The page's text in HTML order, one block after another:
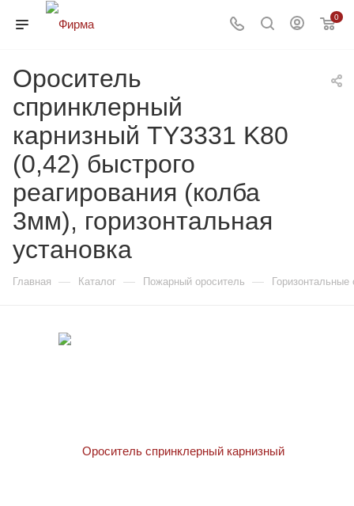
0
Ороситель
спринклерный
карнизный TY3331 K80
(0,42) быстрого
реагирования (колба
3мм), горизонтальная
установка
Главная — Каталог — Пожарный ороситель — Горизонтальные